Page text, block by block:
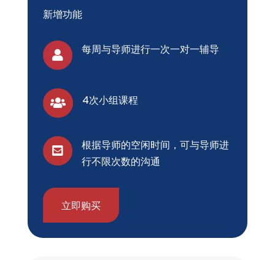
新增功能
 每周与导师进行一次一对一辅导
 4次小组课程

根据导师的空闲时间，可与导师进
行不限次数的沟通
立即购买